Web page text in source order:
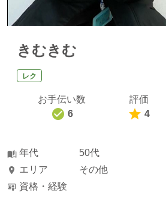
きむきむ
レク
お手伝い数
6
評価
4
年代
50代
エリア
その他
資格・経験